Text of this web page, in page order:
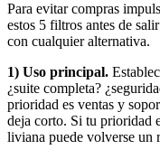
Para evitar compras
estos 5 filtros antes de
con cualquier alternativa.
1) Uso principal.
¿suite completa?
prioridad es ventas y
deja corto. Si tu prioridad
liviana puede volverse un